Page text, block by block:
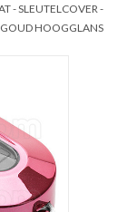
- SLEUTELCOVER -
GOUD HOOGGLANS